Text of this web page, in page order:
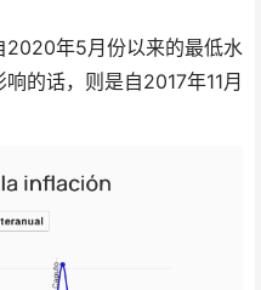
2020年5月份以来的最低水
的话，则是自2017年11月